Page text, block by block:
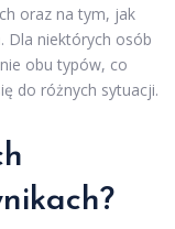
oraz na tym, jak
Dla niektórych osób
obu typów, co
do różnych sytuacji.